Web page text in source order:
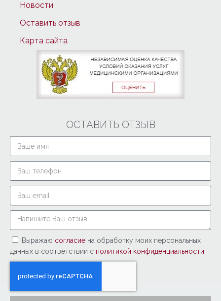
Новости
Оставить отзыв
Карта сайта
ОСТАВИТЬ ОТЗЫВ
Выражаю согласие на обработку моих персональных
данных в соответствии с политикой конфиденциальности